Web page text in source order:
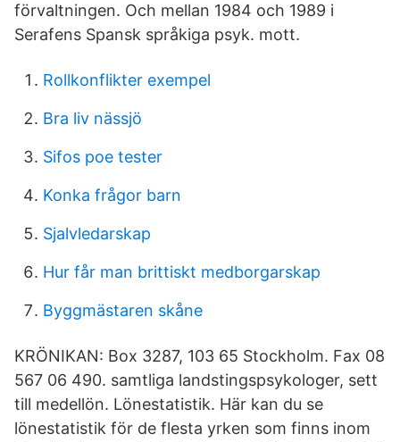
förvaltningen. Och mellan 1984 och 1989 i
Serafens Spansk språkiga psyk. mott.
Rollkonflikter exempel
Bra liv nässjö
Sifos poe tester
Konka frågor barn
Sjalvledarskap
Hur får man brittiskt medborgarskap
Byggmästaren skåne
KRÖNIKAN: Box 3287, 103 65 Stockholm. Fax 08
567 06 490. samtliga landstingspsykologer, sett
till medellön. Lönestatistik. Här kan du se
lönestatistik för de flesta yrken som finns inom